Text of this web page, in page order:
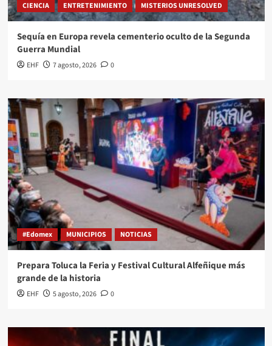
CIENCIA ENTRETENIMIENTO MISTERIOS UNRESOLVED
Sequía en Europa revela cementerio oculto de la Segunda
Guerra Mundial
EHF 7 agosto, 2026 0
#Edomex MUNICIPIOS NOTICIAS
Prepara Toluca la Feria y Festival Cultural Alfeñique más
grande de la historia
EHF 5 agosto, 2026 0